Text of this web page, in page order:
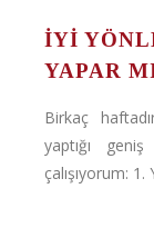
İYI
YAPAR
Birkaç
yaptığı
çalışıyorum: